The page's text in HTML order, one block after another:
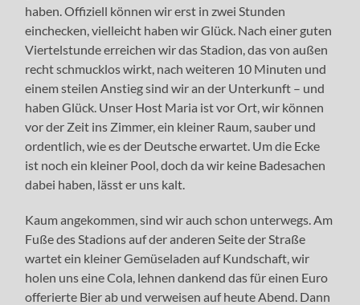
haben. Offiziell können wir erst in zwei Stunden
einchecken, vielleicht haben wir Glück. Nach einer guten
Viertelstunde erreichen wir das Stadion, das von außen
recht schmucklos wirkt, nach weiteren 10 Minuten und
einem steilen Anstieg sind wir an der Unterkunft – und
haben Glück. Unser Host Maria ist vor Ort, wir können
vor der Zeit ins Zimmer, ein kleiner Raum, sauber und
ordentlich, wie es der Deutsche erwartet. Um die Ecke
ist noch ein kleiner Pool, doch da wir keine Badesachen
dabei haben, lässt er uns kalt.
Kaum angekommen, sind wir auch schon unterwegs. Am
Fuße des Stadions auf der anderen Seite der Straße
wartet ein kleiner Gemüseladen auf Kundschaft, wir
holen uns eine Cola, lehnen dankend das für einen Euro
offerierte Bier ab und verweisen auf heute Abend. Dann